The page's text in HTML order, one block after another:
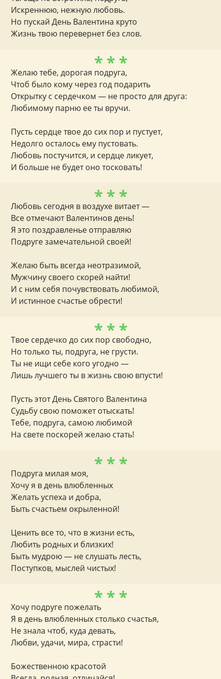
Искреннюю, нежную любовь.
Но пускай День Валентина круто
Жизнь твою перевернет без слов.
* * *
Желаю тебе, дорогая подруга,
Чтоб было кому через год подарить
Открытку с сердечком — не просто для друга:
Любимому парню ее ты вручи.
Пусть сердце твое до сих пор и пустует,
Недолго осталось ему пустовать.
Любовь постучится, и сердце ликует,
И больше не будет оно тосковать!
* * *
Любовь сегодня в воздухе витает —
Все отмечают Валентинов день!
Я это поздравленье отправляю
Подруге замечательной своей!
Желаю быть всегда неотразимой,
Мужчину своего скорей найти!
И с ним себя почувствовать любимой,
И истинное счастье обрести!
* * *
Твое сердечко до сих пор свободно,
Но только ты, подруга, не грусти.
Ты не ищи себе кого угодно —
Лишь лучшего ты в жизнь свою впусти!
Пусть этот День Святого Валентина
Судьбу свою поможет отыскать!
Тебе, подруга, самою любимой
На свете поскорей желаю стать!
* * *
Подруга милая моя,
Хочу я в день влюбленных
Желать успеха и добра,
Быть счастьем окрыленной!
Ценить все то, что в жизни есть,
Любить родных и близких!
Быть мудрою — не слушать лесть,
Поступков, мыслей чистых!
* * *
Хочу подруге пожелать
Я в день влюбленных столько счастья,
Не знала чтоб, куда девать,
Любви, удачи, мира, страсти!
Божественною красотой